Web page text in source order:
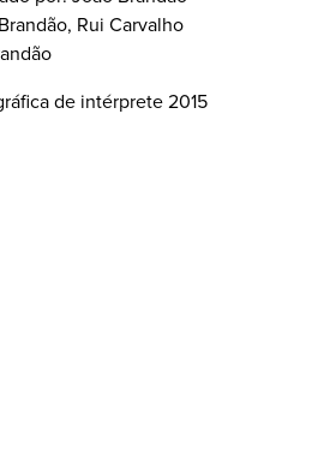
Rui Carvalho
de intérprete 2015